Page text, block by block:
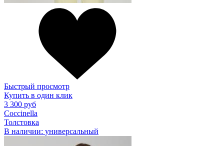
Быстрый просмотр
Купить в один клик
3 300 руб
Coccinella
Толстовка
В наличии: универсальный